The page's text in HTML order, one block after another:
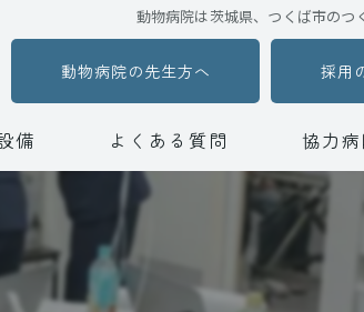
動物病院は茨城県、つくば市のつ
動物病院の先生方へ 採用
備 よくある質問 協力
つくば夜間動物病院
動物病院ハートラン